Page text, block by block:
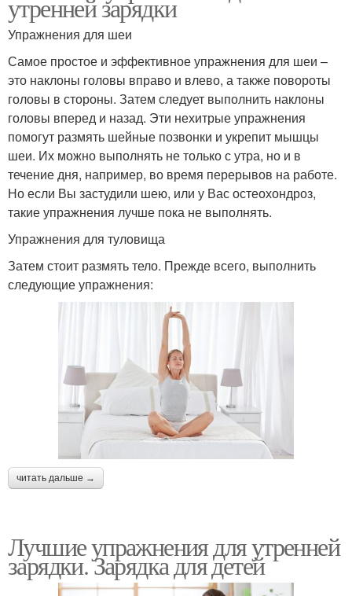
утренней зарядки
Упражнения для шеи
Самое простое и эффективное упражнения для шеи –
это наклоны головы вправо и влево, а также повороты
головы в стороны. Затем следует выполнить наклоны
головы вперед и назад. Эти нехитрые упражнения
помогут размять шейные позвонки и укрепит мышцы
шеи. Их можно выполнять не только с утра, но и в
течение дня, например, во время перерывов на работе.
Но если Вы застудили шею, или у Вас остеохондроз,
такие упражнения лучше пока не выполнять.
Упражнения для туловища
Затем стоит размять тело. Прежде всего, выполнить
следующие упражнения:
читать дальше →
Лучшие упражнения для утренней
зарядки. Зарядка для детей